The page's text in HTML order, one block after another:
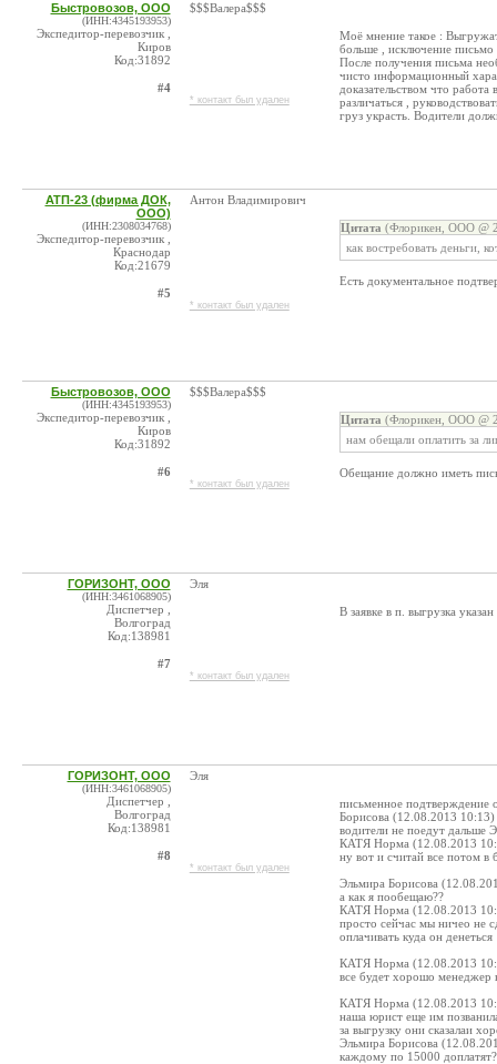
Быстровозов, ООО
(ИНН:4345193953)
Экспедитор-перевозчик ,
Киров
Код:31892
#4
$$$Валера$$$
* контакт был удален
Моё мнение такое :
больше , исключение письмо
После получения письма
чисто информационный
доказательством что
различаться ,
груз украсть. Водители
АТП-23 (фирма ДОК,
ООО)
(ИНН:2308034768)
Экспедитор-перевозчик ,
Краснодар
Код:21679
#5
Антон Владимирович
* контакт был удален
Цитата (Флорикен, ООО @
как востребовать деньги,
Есть документальное
Быстровозов, ООО
(ИНН:4345193953)
Экспедитор-перевозчик ,
Киров
Код:31892
#6
$$$Валера$$$
* контакт был удален
Цитата (Флорикен, ООО @
нам обещали оплатить за
Обещание должно иметь
ГОРИЗОНТ, ООО
(ИНН:3461068905)
Диспетчер ,
Волгоград
Код:138981
#7
Эля
* контакт был удален
В заявке в п. выгрузка
ГОРИЗОНТ, ООО
(ИНН:3461068905)
Диспетчер ,
Волгоград
Код:138981
#8
Эля
* контакт был удален
письменное подтверждение
Борисова (12.08.2013 10:13)
водители не поедут дальше
КАТЯ Норма (12.08.2013
ну вот и считай все потом
Эльмира Борисова
а как я пообещаю??
КАТЯ Норма (12.08.2013
просто сейчас мы ничео не
оплачивать куда он денеться
КАТЯ Норма (12.08.2013
все будет хорошо менеджер
КАТЯ Норма (12.08.2013
наша юрист еще им
за выгрузку они сказалаи
Эльмира Борисова
каждому по 15000 доплатят?